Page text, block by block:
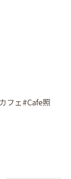
フェ#Cafe照